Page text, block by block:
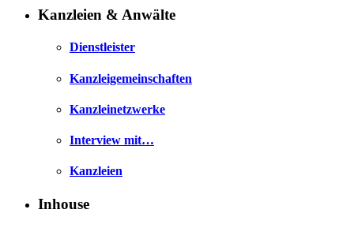
Kanzleien & Anwälte
Dienstleister
Kanzleigemeinschaften
Kanzleinetzwerke
Interview mit…
Kanzleien
Inhouse